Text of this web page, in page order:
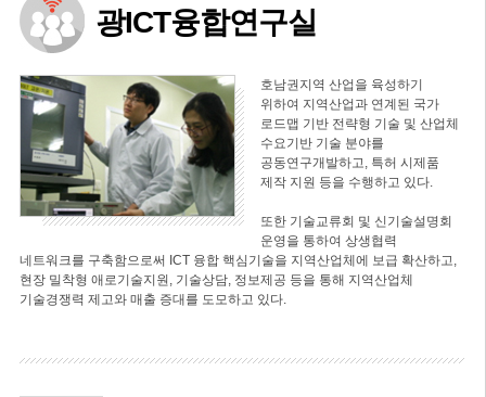
광ICT융합연구실
호남권지역 산업을 육성하기
위하여 지역산업과 연계된 국가
로드맵 기반 전략형 기술 및 산업체
수요기반 기술 분야를
공동연구개발하고, 특허 시제품
제작 지원 등을 수행하고 있다.
또한 기술교류회 및 신기술설명회
운영을 통하여 상생협력
네트워크를 구축함으로써 ICT 융합 핵심기술을 지역산업체에 보급 확산하고,
현장 밀착형 애로기술지원, 기술상담, 정보제공 등을 통해 지역산업체
기술경쟁력 제고와 매출 증대를 도모하고 있다.